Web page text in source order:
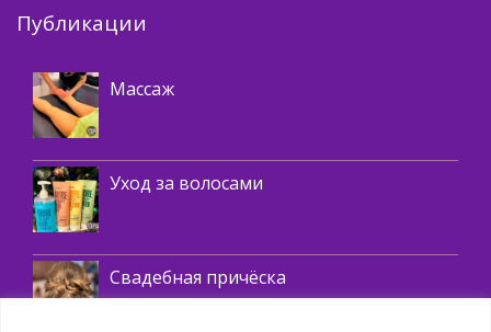
ПубликацииМассаж
Массаж
Уход за волосами
Свадебная причёска